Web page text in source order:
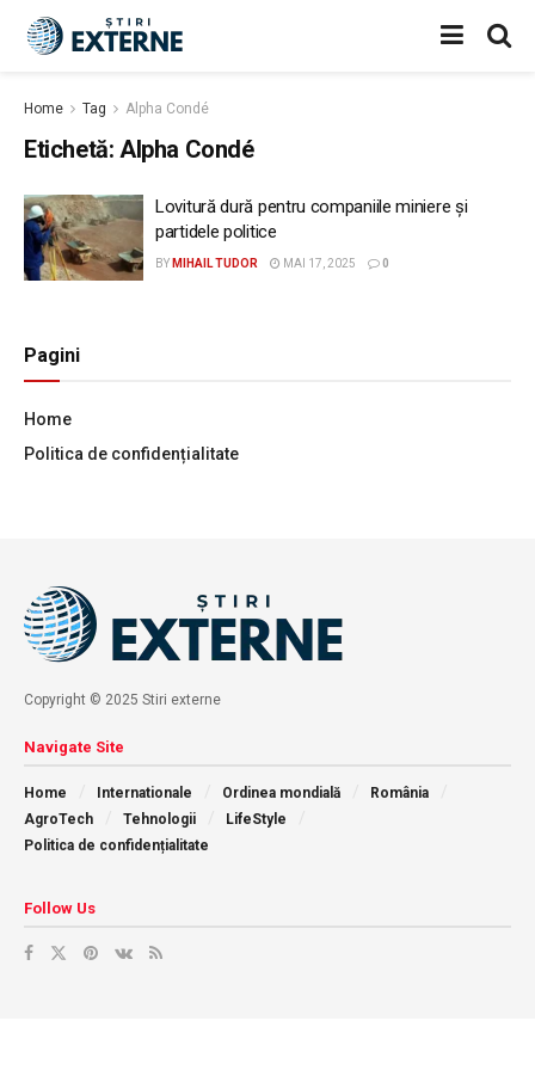
Home Tag Alpha Condé
Etichetă: Alpha Condé
Lovitură dură pentru companiile miniere și
partidele politice
BY MIHAIL TUDOR MAI 17, 2025 0
Pagini
Home
Politica de confidențialitate
Copyright © 2025 Stiri externe
Navigate Site
Home Internationale Ordinea mondială
România
AgroTech
Tehnologii
LifeStyle
Politica de confidențialitate
Follow Us